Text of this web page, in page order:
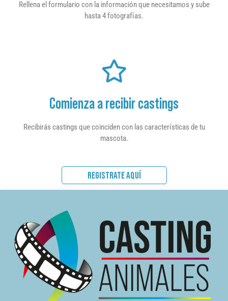
Rellena el formulario con la información que necesitamos y sube
hasta 4 fotografías.
Comienza a recibir castings
Recibirás castings que coinciden con las características de tu
mascota.
REGISTRATE AQUÍ